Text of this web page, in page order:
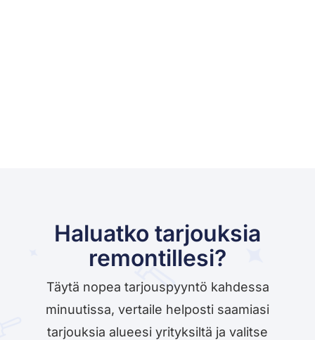
Haluatko tarjouksia
remontillesi?
Täytä nopea tarjouspyyntö kahdessa
minuutissa, vertaile helposti saamiasi
tarjouksia alueesi yrityksiltä ja valitse